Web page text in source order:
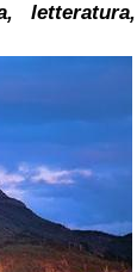
letteratura,